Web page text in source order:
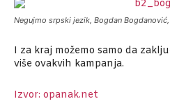
Negujmo srpski jezik, Bogdan
I za kraj možemo samo da
više ovakvih kampanja.
Izvor: opanak.net